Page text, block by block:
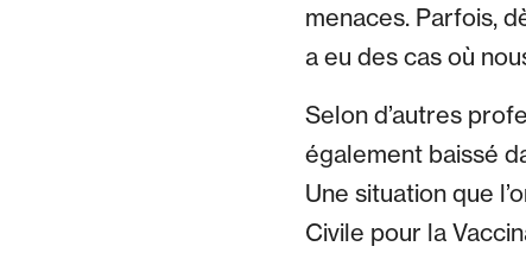
menaces. Parfois,
a eu des cas où
Selon d’autres
également baissé
Une situation que
Civile pour la